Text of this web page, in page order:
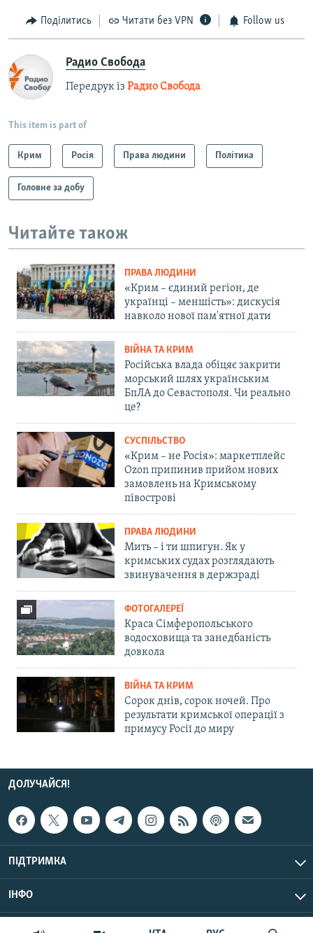
Поділитись Читати без VPN Follow us
Радио Свобода
Передрук із Радио Свобода
This item is part of
Крим Росія Права людини Політика
Головне за добу
Читайте також
ПРАВА ЛЮДИНИ
«Крим – єдиний регіон, де
українці – меншість»: дискусія
навколо нової пам'ятної дати
ВІЙНА ТА КРИМ
Російська влада обіцяє закрити
морський шлях українським
БпЛА до Севастополя. Чи реально
це?
СУСПІЛЬСТВО
«Крим – не Росія»: маркетплейс
Ozon припинив прийом нових
замовлень на Кримському
півострові
ПРАВА ЛЮДИНИ
Мить – і ти шпигун. Як у
кримських судах розглядають
звинувачення в держзраді
ФОТОГАЛЕРЕЇ
Краса Сімферопольського
водосховища та занедбаність
довкола
ВІЙНА ТА КРИМ
Сорок днів, сорок ночей. Про
результати кримської операції з
примусу Росії до миру
ДОЛУЧАЙСЯ!
ПІДТРИМКА
ІНФО